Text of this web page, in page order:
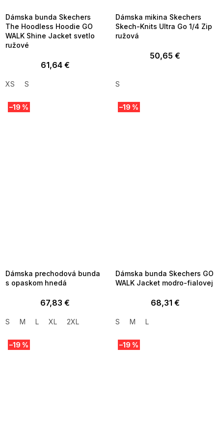
Dámska bunda Skechers
The Hoodless Hoodie GO
WALK Shine Jacket svetlo
ružové
61,64 €
XS S
Dámska mikina Skechers
Skech-Knits Ultra Go 1/4 Zip
ružová
50,65 €
S
–19 %
Dámska prechodová bunda
s opaskom hnedá
67,83 €
S M L XL 2XL
–19 %
Dámska bunda Skechers GO
WALK Jacket modro-fialovej
68,31 €
S M L
–19 % –19 %